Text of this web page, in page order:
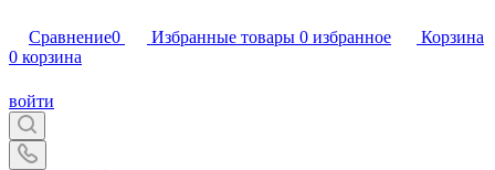
Сравнение0 Избранные товары 0 избранное
Корзина
0 корзина
войти